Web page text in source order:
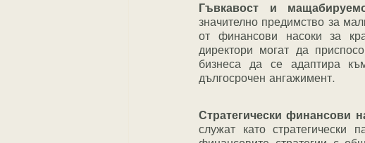
Гъвкавост и
значително предимство за
от финансови насоки за
директори могат да
бизнеса да се адаптира
дългосрочен ангажимент.
Стратегически финансови
служат като